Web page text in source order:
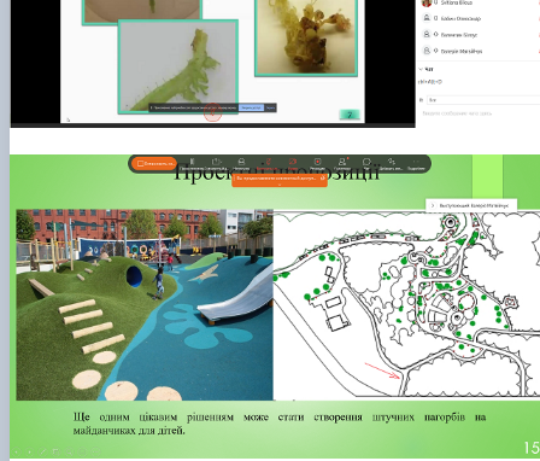
СЕРГА Петро Грирорович (18.06.1999 -
17.04.2024 р.), студент 2-го курсу 2024 рі…
СОЛОВЙОВ Сергій Олександрович
(08.06.1983 - 27.09.2022 р.), випускник 2017
року.
03.07.2023 р.), випускник 2019 року.
СТЕПАНОВ Віталій Анатолійович
- 20.05.2022 р.), випускник 1999 року.
ТЕРЕЩЕНКО Ростислав Віталійович
- 28.12.2023 р.), студент 2 курсу з…
ТУШАКОВСЬКИЙ Борис Олександрович
(02.05.1981 - 02.02.2025 р.), випускник 2003 р…
ШЕВЧЕНКО Володимир В’ячеславович
(30.06.1965 - 03.2022 р.), випускник 1992 року.
ШИНКАРЬОВ Олексій Сергійович
- 25.08.2023 р.), випускник 2016 року.